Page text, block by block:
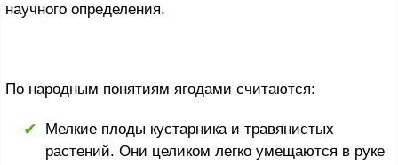
научного определения.
По народным понятиям ягодами считаются:
Мелкие плоды кустарника и травянистых
растений. Они целиком легко умещаются в руке